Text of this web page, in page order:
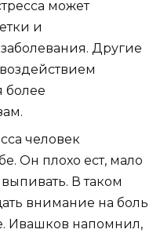
может
и
Другие
более
человек
Он плохо ест, мало
В таком
внимание на боль
Ивашков напомнил,